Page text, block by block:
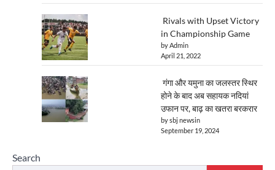
Rivals with Upset Victory
in Championship Game
by Admin
April 21, 2022
गंगा और यमुना का जलस्तर स्थिर
होने के बाद अब सहायक नदियां
उफान पर, बाढ़ का खतरा बरकरार
by sbj newsin
September 19, 2024
Search